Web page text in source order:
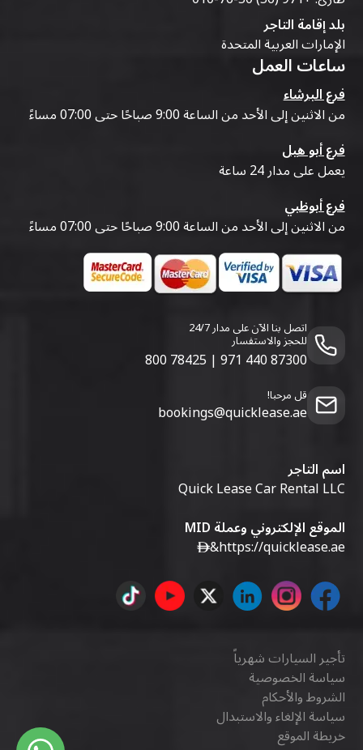
بلد إقامة التاجر
الإمارات العربية المتحدة
ساعات العمل
فرع البرشاء
من الاثنين إلى الأحد من الساعة 9:00 صباحًا حتى 07:00 مساءً
فرع أبو هيل
يعمل على مدار 24 ساعة
فرع أبوظبي
من الاثنين إلى الأحد من الساعة 9:00 صباحًا حتى 07:00 مساءً
اتصل بنا الآن على مدار 24/7
للحجز والاستفسار
800 78425 | 971 440 87300
قل مرحبا!
bookings@quicklease.ae
اسم التاجر
Quick Lease Car Rental LLC
الموقع الإلكتروني وعملة MID
https://quicklease.ae
&
تأجير السيارات شهرياً
سياسة الخصوصية
الشروط والأحكام
سياسة الإلغاء والاستبدال
خريطة الموقع